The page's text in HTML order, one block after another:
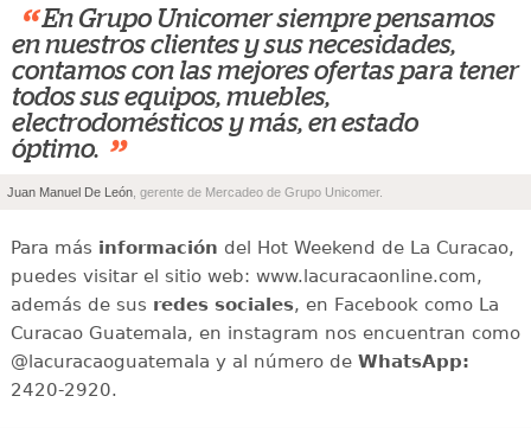
“ En Grupo Unicomer siempre pensamos
en nuestros clientes y sus necesidades,
contamos con las mejores ofertas para tener
todos sus equipos, muebles,
electrodomésticos y más, en estado
óptimo. ”
Juan Manuel De León , gerente de Mercadeo de Grupo Unicomer.
Para más información del Hot Weekend de La Curacao,
puedes visitar el sitio web: www.lacuracaonline.com,
además de sus redes sociales, en Facebook como La
Curacao Guatemala, en instagram nos encuentran como
@lacuracaoguatemala y al número de WhatsApp:
2420-2920.